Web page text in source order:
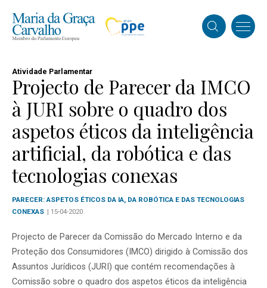
Atividade Parlamentar
Projecto de Parecer da IMCO
à JURI sobre o quadro dos
aspetos éticos da inteligência
artificial, da robótica e das
tecnologias conexas
PARECER: ASPETOS ÉTICOS DA IA, DA ROBÓTICA E DAS TECNOLOGIAS
CONEXAS | 15-04-2020
Projecto de Parecer da Comissão do Mercado Interno e da
Proteção dos Consumidores (IMCO) dirigido à Comissão dos
Assuntos Jurídicos (JURI) que contém recomendações à
Comissão sobre o quadro dos aspetos éticos da inteligência